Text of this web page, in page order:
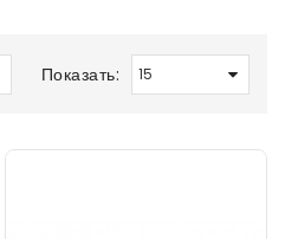
Показать: